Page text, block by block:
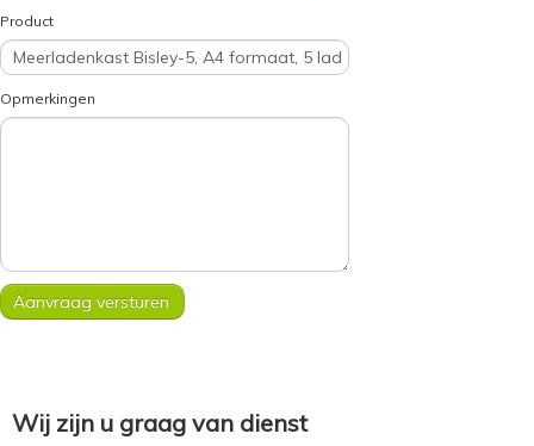
Product
Opmerkingen
Wij zijn u graag van dienst